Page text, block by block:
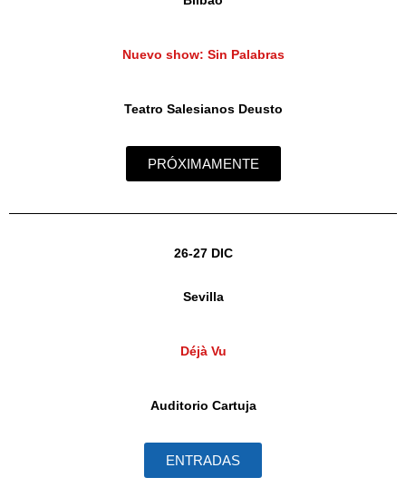
Nuevo show: Sin Palabras
Teatro Salesianos Deusto
PRÓXIMAMENTE
26-27 DIC
Sevilla
Déjà Vu
Auditorio Cartuja
ENTRADAS